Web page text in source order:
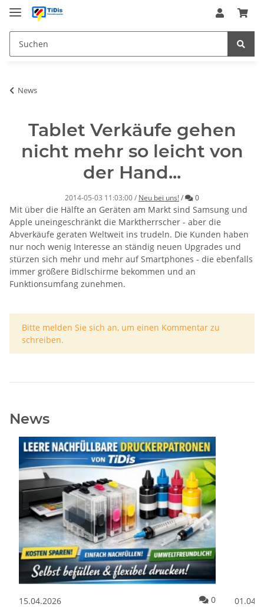
News
Tablet Verkäufe gehen
nicht mehr so leicht von
der Hand...
2014-05-03 11:03:00/ Neu bei uns!/ Kommentare
0
Mit über die Hälfte an Geräten am Markt sind Samsung und
Apple uneingeschränkt die Marktherrscher - aber die
Abverkäufe geraten Weltweit ins trudeln. Die Kunden haben
nur noch wenig Interesse an ständig neuen Upgrades und
stürzen sich mehr und mehr auf Smartphones - die ebenfalls
immer größere Bidlschirme bekommen und an
Funktionsumfang zunehmen.
x
Bitte melden Sie sich an, um einen Kommentar zu
schreiben.
News
15.04.2026 Kommentare
0